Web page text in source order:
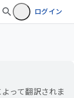
ログイン
よって翻訳されま